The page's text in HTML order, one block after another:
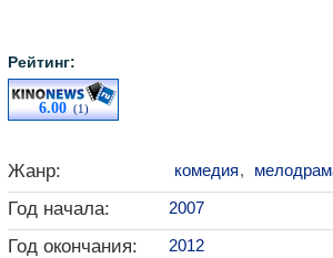
Рейтинг:
6.00(1)
Жанр: комедия,
Год начала: 2007
Год окончания: 2012